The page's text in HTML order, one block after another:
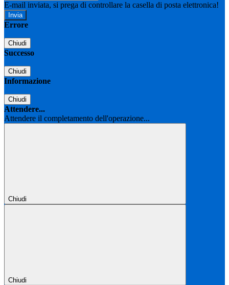
E-mail inviata, si prega di controllare la casella di posta elettronica!
Errore
Chiudi
Successo
Chiudi
Informazione
Chiudi
Attendere...
Attendere il completamento dell'operazione...
Chiudi
Chiudi